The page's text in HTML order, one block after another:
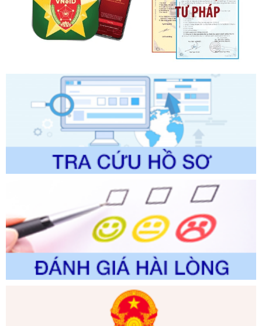
Số kí hiệu:2303/QĐ-UBND
Tên: Quyết định công bố Danh mục thủ tục hành chính mới
ban hành, được sửa đổi, bổ sung, bị bãi bỏ và phê duyệt
Quy trình nội bộ, quy trình điện tử giải quyết thủ tục hành
chính trong một số lĩnh vực thuộc phạm vi chức năng quản
lý của Sở Văn hóa, Thể tha
Ngày ban hành: 01/06/2026
Số kí hiệu:2304/QĐ-UBND
Tên: Quyết định công bố Danh mục thủ tục hành chính
được sửa đổi, bổ sung và phê duyệt Quy trình nội bộ, quy
trình điện tử giải quyết thủ tục hành chính trong lĩnh vực Du
lịch thuộc phạm vi chức năng quản lý của Sở Văn hóa, Thể
thao và Du lịch
Ngày ban hành: 01/06/2026
2310/QĐ-UBND
Tên: Về việc công bố Danh mục thủ tục hành chính sửa
đổi, bổ sung và phê duyệt Quy trình nội bộ, quy trình điện tử
trong giải quyết thủtục hành chính lĩnh vực biến đổi khí hậu
thuộc phạm vi giải quyết của Sở Nông nghiệp và Môi
trường
Ngày ban hành: 01/06/2026
Số kí hiệu:2300/QĐ-UBND
Tên: V/v công bố danh mục thủ tục hành chính được sửa
đổi, bổ sung và phê duyệt quy trình nội bộ, quy trình điện tử
giải quyết thủ tục hành chính trong lĩnh vực Luật sư thuộc